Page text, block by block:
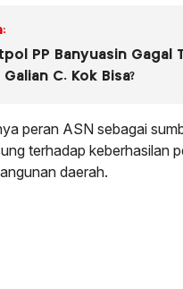
PP Banyuasin Gagal
C. Kok Bisa?
peran ASN sebagai
terhadap keberhasilan
daerah.